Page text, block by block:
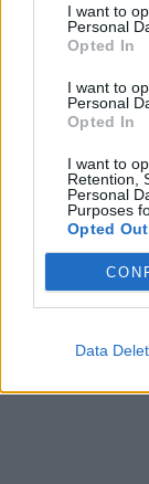
I want to
Personal
Opted In
I want to
Personal
Opted In
I want to
Retention,
Personal
Purposes
Opted Out
Data